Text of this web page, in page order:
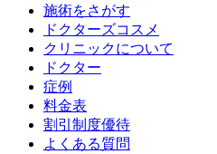
施術をさがす
ドクターズコスメ
クリニックについて
ドクター
症例
料金表
割引制度優待
よくある質問